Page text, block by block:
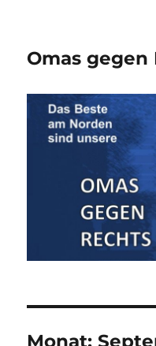
Omas gegen
Monat: